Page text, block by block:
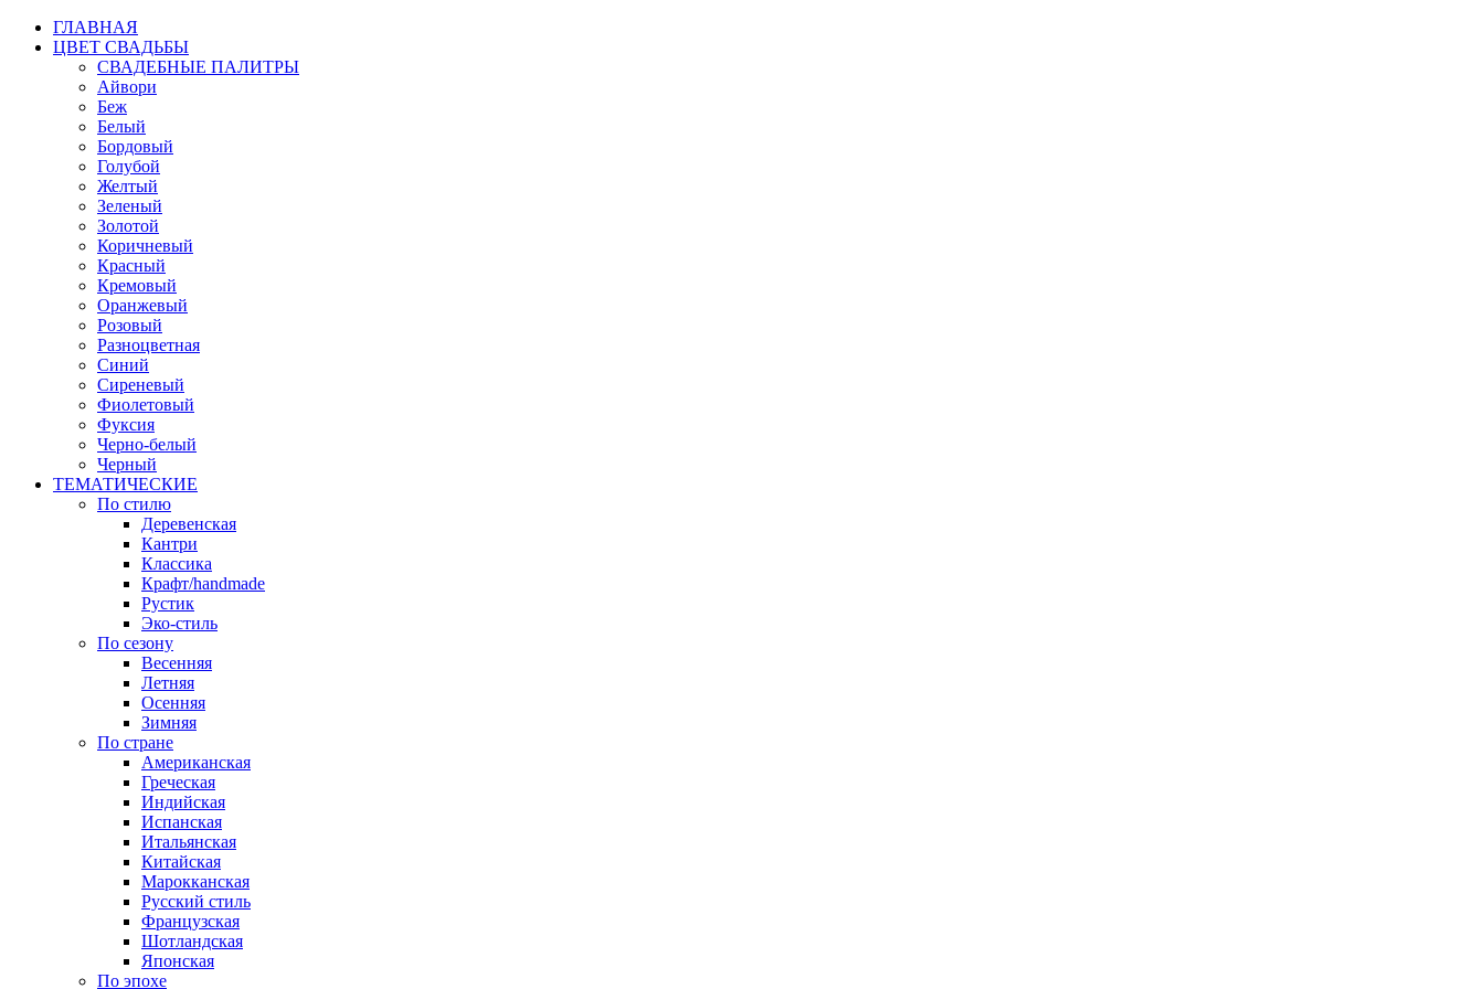
ГЛАВНАЯ
ЦВЕТ СВАДЬБЫ
СВАДЕБНЫЕ ПАЛИТРЫ
Айвори
Беж
Белый
Бордовый
Голубой
Желтый
Зеленый
Золотой
Коричневый
Красный
Кремовый
Оранжевый
Розовый
Разноцветная
Синий
Сиреневый
Фиолетовый
Фуксия
Черно-белый
Черный
ТЕМАТИЧЕСКИЕ
По стилю
Деревенская
Кантри
Классика
Крафт/handmade
Рустик
Эко-стиль
По сезону
Весенняя
Летняя
Осенняя
Зимняя
По стране
Американская
Греческая
Индийская
Испанская
Итальянская
Китайская
Марокканская
Русский стиль
Французская
Шотландская
Японская
По эпохе